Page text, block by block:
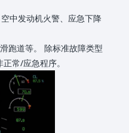
中发动机火警、应急下降
跑道等。 除标准故障类型
常/应急程序。